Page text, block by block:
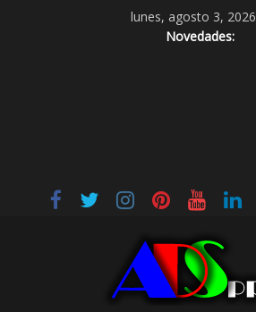
lunes, agosto 3, 2026
Novedades: